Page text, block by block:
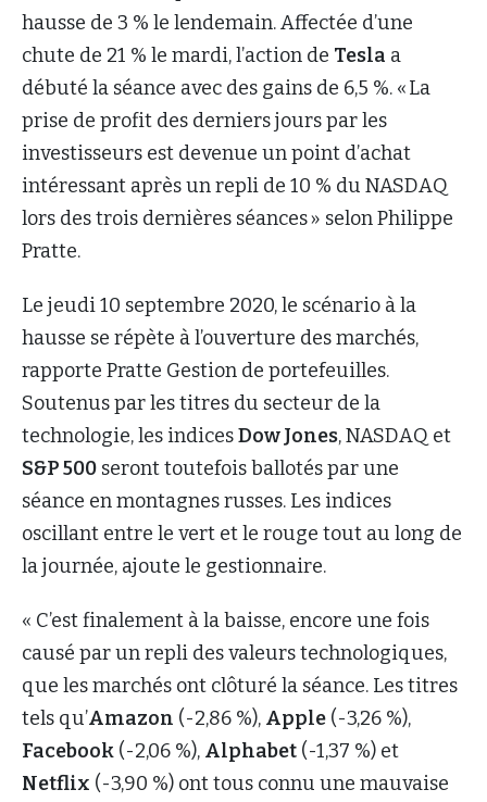
hausse de 3 % le lendemain. Affectée d’une
chute de 21 % le mardi, l’action de Tesla a
débuté la séance avec des gains de 6,5 %. « La
prise de profit des derniers jours par les
investisseurs est devenue un point d’achat
intéressant après un repli de 10 % du NASDAQ
lors des trois dernières séances » selon Philippe
Pratte.
Le jeudi 10 septembre 2020, le scénario à la
hausse se répète à l’ouverture des marchés,
rapporte Pratte Gestion de portefeuilles.
Soutenus par les titres du secteur de la
technologie, les indicesDow Jones, NASDAQ et
S&P 500 seront toutefois ballotés par une
séance en montagnes russes. Les indices
oscillant entre le vert et le rouge tout au long de
la journée, ajoute le gestionnaire.
« C’est finalement à la baisse, encore une fois
causé par un repli des valeurs technologiques,
que les marchés ont clôturé la séance. Les titres
tels qu’Amazon (-2,86 %), Apple (-3,26 %),
Facebook (-2,06 %), Alphabet (-1,37 %) et
Netflix (-3,90 %) ont tous connu une mauvaise